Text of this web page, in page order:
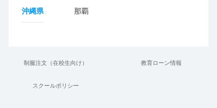
沖縄県 那覇
制服注文（在校生向け） 教育ローン情報
スクールポリシー